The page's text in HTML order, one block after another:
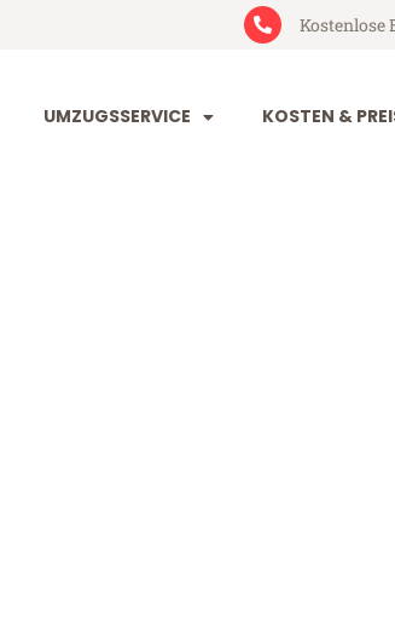
Kostenlose
UMZUGSSERVICE KOSTEN &